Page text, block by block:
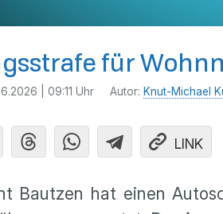
für
| 09:11 Uhr Autor: Knut-Michael
LINK
Bautzen hat einen